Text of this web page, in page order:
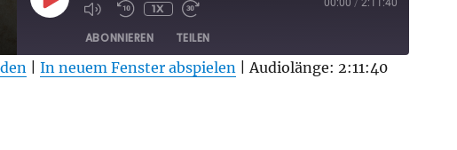
PLAY
EPISODE
1X 00:00 / 2:11:40
ABONNIEREN TEILEN
| In neuem Fenster abspielen|Audiolänge: 2:11:40